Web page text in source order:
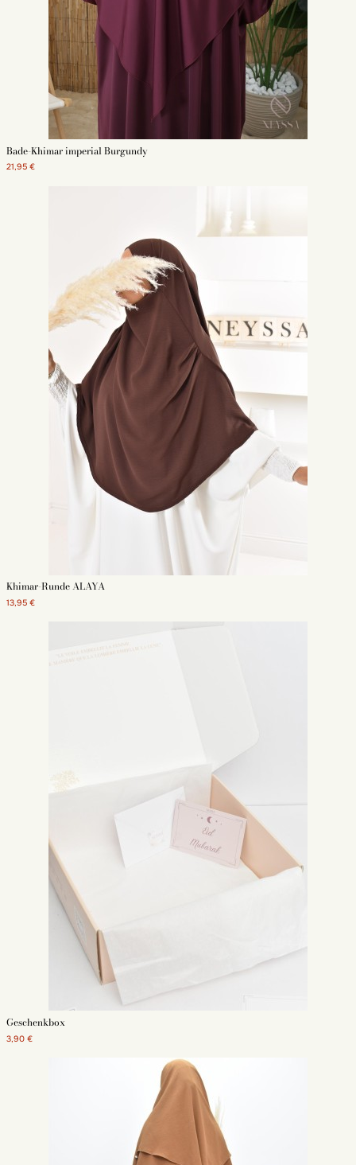
Es gibt verschiedene Modelle auf unserer Website: kurze Winter Khimar,
kurze Runde Khimar, Spitze Khimar oder 2 Jazzschleier Khimar. Entdecken
Sie unsere Produktauswahl, um Ihre Garderobe zu verschönern!
Kurzer Winter Khimar aus Acrylgewebe
Der Winter Short Khimar hat alle Vorteile des Khimar mit einem Bonus: Sich
dauerhaft vor der Kälte zu schützen. Sein Acrylgewebe verleiht einen
künstlichen Wolleffekt. Es wurde für Frauen entwickelt und entworfen, die
den ganzen Tag der Kälte ausgesetzt sind. Seine kurze Länge erleichtert
die Bewegungen erheblich.
Kurze Khimar aus fließendem Stoff
Dieser kurze Hijab zum Anziehen wurde aus Jazz gefertigt, einem leichten
und bequemen Stoff. Dieser kurze Khimar, der als Jilbab-Umhang gedacht
Für einen kurzen und raffinierten Khimar im Jazz wählen Sie unseren
kurzen Khimar mit 2 Segeln. Gefüttert auf der Rückseite für einen
eleganten Effekt, und einfach auf der Vorderseite, ist dieses Modell von
khimar aus einem leichten und deckenden Stoff. Er kleidet perfekt einen
Schmetterling abaya.
Kurze und runde Khimar im Jazz
Dieses kurze und abgerundete Khimar-Modell ist perfekt für den Alltag.
Dieser Slip-on-Schleier mit einem eingebauten undurchsichtigen
Stirnband trägt sich gut mit einem Schmetterling Abaya, breite Ärmel.
Seine abgerundete Form erinnert an einen Jilbab-Umhang. Für einen
Jilbab-Effekt tragen Sie Ihren dunklen, kurzen Khimar mit einem breiten,
gleichfarbigen Abaya.
Warum kaufen Sie Ihren Khimar Court im Neyssa Shop?
Neyssa Shop hat es sich zur Aufgabe gemacht, Ihnen Qualitätsprodukte
zum besten Preis anzubieten. Unsere Website ist auf muslimische Mode
spezialisiert. Niqab, jilbab, abaya, khimar: Für jeden Geschmack ist etwas
dabei. Wie wäre es mit einem kurzen, hochwertigen Khimar zum kleinen
Entdecken Sie auch unsere verschiedenen Khumur-Arten, um Ihre Outfits
zu verschönern, während Sie mastoura bleiben:
khimar seiden aus medina
Jersey khimar
Bade-Khimar imperial Burgundy
21,95 €
Khimar-Runde ALAYA
13,95 €
Geschenkbox
3,90 €